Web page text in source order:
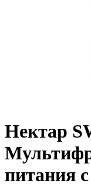
Нектар
питания